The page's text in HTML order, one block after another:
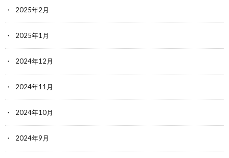
2025年2月
2025年1月
2024年12月
2024年11月
2024年10月
2024年9月